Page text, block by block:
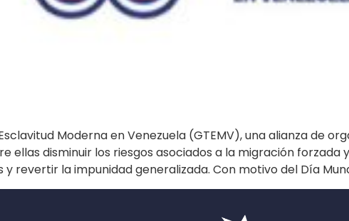
Moderna en Venezuela (GTEMV), una alianza de
ellas disminuir los riesgos asociados a la migración
revertir la impunidad generalizada. Con motivo del Día